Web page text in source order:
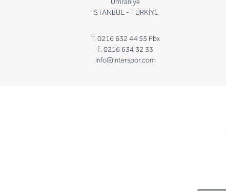
İSTANBUL - TÜRKİYE
T. 0216 632 44 55 Pbx
F. 0216 634 32 33
info@interspor.com